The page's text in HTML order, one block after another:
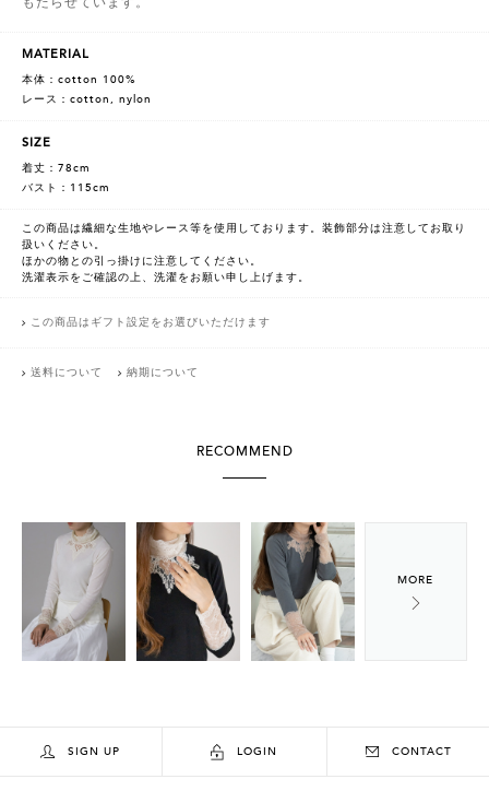
MATERIAL
本体：cotton 100%
レース：cotton, nylon
SIZE
着丈：78cm
バスト：115cm
この商品は繊細な生地やレース等を使用しております。装飾部分は注意してお取り
扱いください。
ほかの物との引っ掛けに注意してください。
洗濯表示をご確認の上、洗濯をお願い申し上げます。
この商品はギフト設定をお選びいただけます
送料について 納期について
RECOMMEND
SIGN UP LOGIN CONTACT